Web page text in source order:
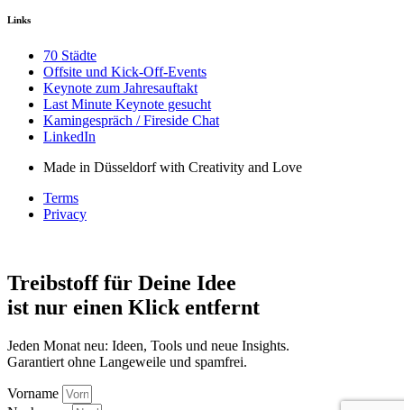
Links
70 Städte
Offsite und Kick-Off-Events
Keynote zum Jahresauftakt
Last Minute Keynote gesucht
Kamingespräch / Fireside Chat
LinkedIn
Made in Düsseldorf with Creativity and Love
Terms
Privacy
Treibstoff für Deine Idee
ist nur einen Klick entfernt
Jeden Monat neu: Ideen, Tools und neue Insights.
Garantiert ohne Langeweile und spamfrei.
Vorname